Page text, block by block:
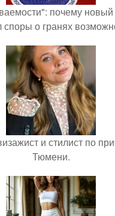
почему
споры о гранях
и стилист по
Тюмени.